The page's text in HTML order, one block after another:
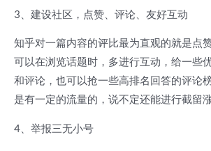
3、建设社区，点赞、评论、友好互动
知乎对一篇内容的评比最为直观的就是点
可以在浏览话题时，多进行互动，给一些
和评论，也可以抢一些高排名回答的评论
是有一定的流量的，说不定还能进行截留涨
4、举报三无小号